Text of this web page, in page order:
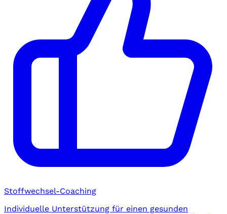
Stoffwechsel-Coaching
Individuelle Unterstützung für einen gesunden